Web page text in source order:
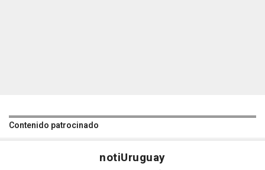
Contenido patrocinado
notiUruguay